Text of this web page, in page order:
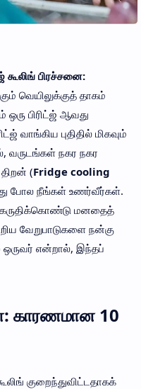
கூலிங் பிரச்சனை:
வெயிலுக்குத் தாகம்
பிரிட்ஜ் ஆவது
வாங்கிய புதிதில் மிகவும்
வருடங்கள் நகர நகர
திறன் (Fridge cooling
போல நீங்கள் உணர்வீர்கள்.
கருதிக்கொண்டு மனதைத்
வேறுபாடுகளை நன்கு
ஒருவர் என்றால், இந்தப்
காரணமான 10
குறைந்துவிட்டதாகக்